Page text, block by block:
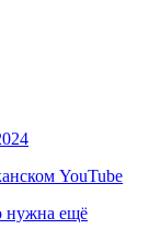
YouTube
нужна ещё